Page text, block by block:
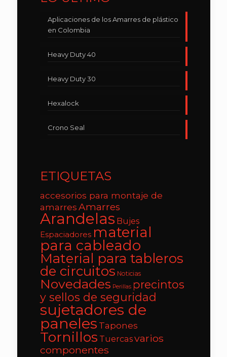
Aplicaciones de los Amarres de plástico
en Colombia
Heavy Duty 40
Heavy Duty 30
Hexalock
Crono Seal
ETIQUETAS
accesorios para montaje de
amarresAmarres
Arandelas Bujes
Espaciadores material
para cableado
Material para tableros
de circuitos Noticias
Novedades Perillas precintos
y sellos de seguridad
sujetadores de
paneles Tapones
Tornillos Tuercasvarios
componentes